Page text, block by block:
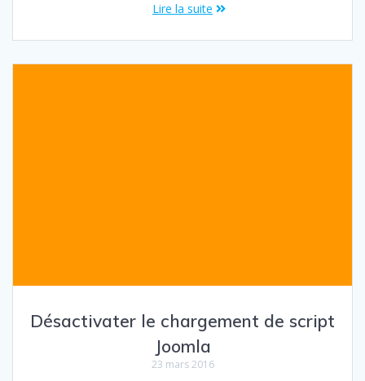
Lire la suite
Désactivater le chargement de script
Joomla
23 mars 2016